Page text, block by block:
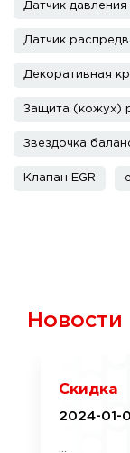
Датчик давления
Датчик
Декоративная
Защита (кожух)
Звездочка
Клапан EGR
Новости
Скидка
2024-01-